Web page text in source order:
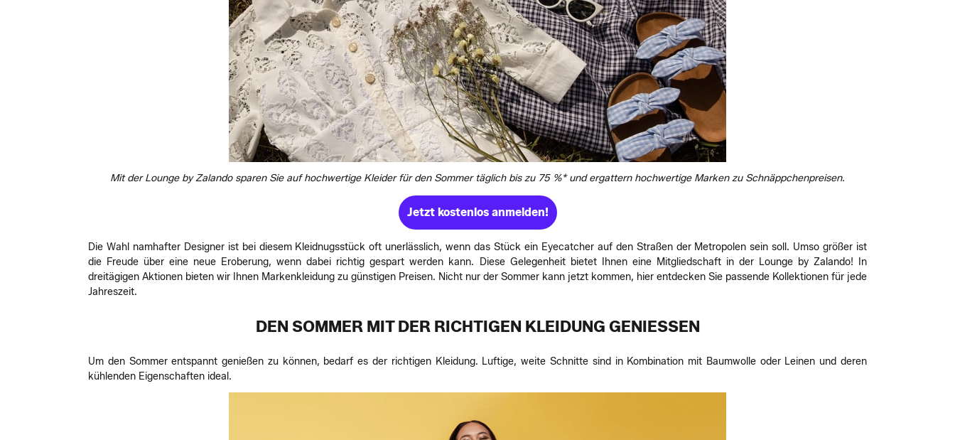
Mit der Lounge by Zalando sparen Sie auf hochwertige Kleider für den Sommer täglich bis zu 75 %* und ergattern hochwertige Marken zu Schnäppchenpreisen.
Jetzt kostenlos anmelden!
Die Wahl namhafter Designer ist bei diesem Kleidnugsstück oft unerlässlich, wenn das Stück ein Eyecatcher auf den Straßen der Metropolen sein soll. Umso größer ist
die Freude über eine neue Eroberung, wenn dabei richtig gespart werden kann. Diese Gelegenheit bietet Ihnen eine Mitgliedschaft in der Lounge by Zalando! In
dreitägigen Aktionen bieten wir Ihnen Markenkleidung zu günstigen Preisen. Nicht nur der Sommer kann jetzt kommen, hier entdecken Sie passende Kollektionen für jede
Jahreszeit.
DEN SOMMER MIT DER RICHTIGEN KLEIDUNG GENIESSEN
Um den Sommer entspannt genießen zu können, bedarf es der richtigen Kleidung. Luftige, weite Schnitte sind in Kombination mit Baumwolle oder Leinen und deren
kühlenden Eigenschaften ideal.